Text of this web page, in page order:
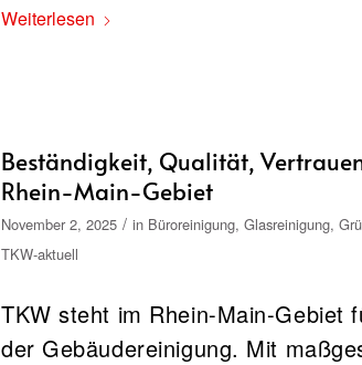
Weiterlesen
Beständigkeit, Qualität,
Rhein-Main-Gebiet
November 2, 2025 / in Büroreinigung, Glasreinigung,
TKW-aktuell
TKW steht im Rhein-Main-Gebiet
der Gebäudereinigung. Mit